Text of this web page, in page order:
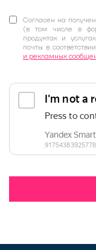
Согласен на
(в том числе в
продуктах и
почты в
и рекламных